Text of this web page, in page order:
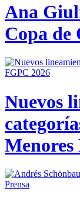
Ana
Copa de
Nuevos
Menores